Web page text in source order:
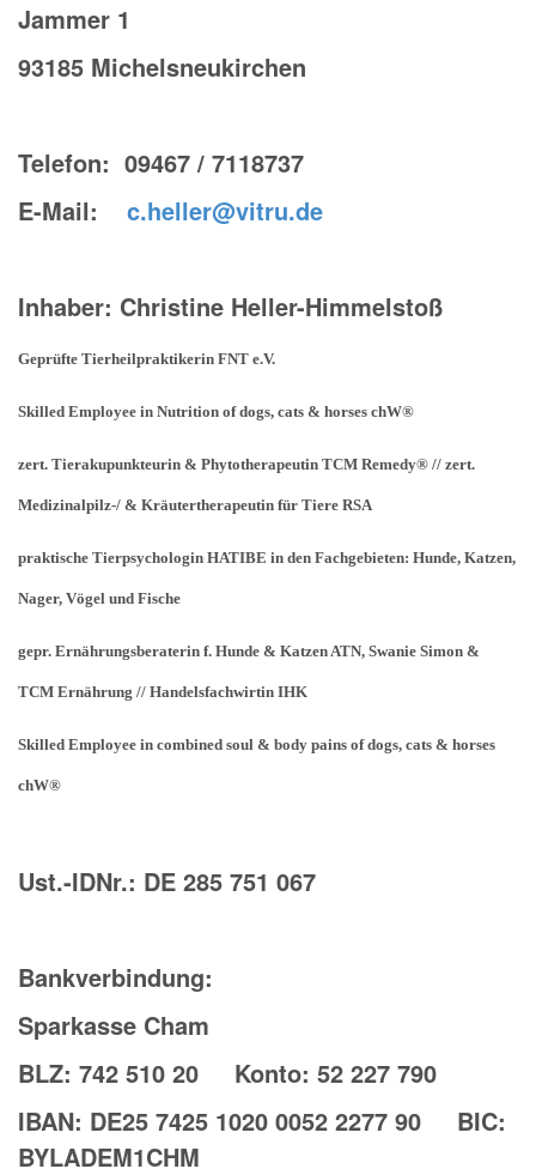
Jammer 1
93185 Michelsneukirchen
Telefon: 09467 / 7118737
E-Mail: c.heller@vitru.de
Inhaber: Christine Heller-Himmelstoß
Geprüfte Tierheilpraktikerin FNT e.V.
Skilled Employee in Nutrition of dogs, cats & horses chW®
zert. Tierakupunkteurin & Phytotherapeutin TCM Remedy® // zert.
Medizinalpilz-/ & Kräutertherapeutin für Tiere RSA
praktische Tierpsychologin HATIBE in den Fachgebieten: Hunde, Katzen,
Nager, Vögel und Fische
gepr. Ernährungsberaterin f. Hunde & Katzen ATN, Swanie Simon &
TCM Ernährung // Handelsfachwirtin IHK
Skilled Employee in combined soul & body pains of dogs, cats & horses
chW®
Ust.-IDNr.: DE 285 751 067
Bankverbindung:
Sparkasse Cham
BLZ: 742 510 20 Konto: 52 227 790
IBAN: DE25 7425 1020 0052 2277 90 BIC:
BYLADEM1CHM